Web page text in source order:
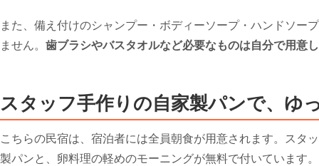
また、備え付けのシャンプー・ボディーソープ・ハンドソー
ません。 歯ブラシやバスタオルなど必要なものは自分で用意
スタッフ手作りの自家製パンで、ゆ
こちらの民宿は、宿泊者には全員朝食が用意されます。スタ
製パンと、卵料理の軽めのモーニングが無料で付いています